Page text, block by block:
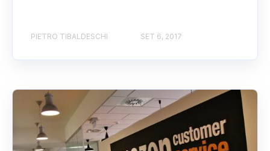
PIETRO TIBALDESCHI SET 6, 2017